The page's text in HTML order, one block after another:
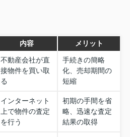
内容 メリット
不動産会社が直
接物件を買い取
る
手続きの簡略
化、売却期間の
短縮
インターネット
上で物件の査定
を行う
初期の手間を省
略、迅速な査定
結果の取得